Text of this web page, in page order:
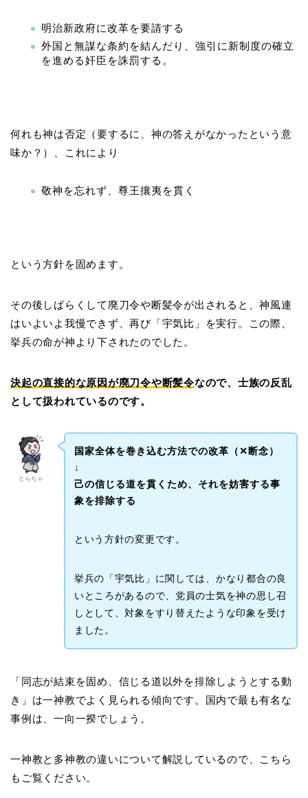
明治新政府に改革を要請する
外国と無謀な条約を結んだり、強引に新制度の確立
を進める奸臣を誅罰する。
何れも神は否定（要するに、神の答えがなかったという意
味か？）、これにより
敬神を忘れず、尊王攘夷を貫く
という方針を固めます。
その後しばらくして廃刀令や断髪令が出されると、神風連
はいよいよ我慢できず、再び「宇気比」を実行。この際、
挙兵の命が神より下されたのでした。
決起の直接的な原因が廃刀令や断髪令なので、士族の反乱
として扱われているのです。
とらちゃ
国家全体を巻き込む方法での改革（✕断念）
↓
己の信じる道を貫くため、それを妨害する事
象を排除する
という方針の変更です。
挙兵の「宇気比」に関しては、かなり都合の良
いところがあるので、党員の士気を神の思し召
しとして、対象をすり替えたような印象を受け
ました。
「同志が結束を固め、信じる道以外を排除しようとする動
き」は一神教でよく見られる傾向です。国内で最も有名な
事例は、一向一揆でしょう。
一神教と多神教の違いについて解説しているので、こちら
もご覧ください。